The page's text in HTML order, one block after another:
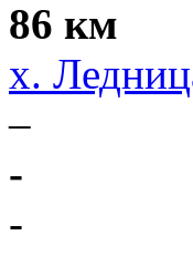
86 км
х.
–
-
-